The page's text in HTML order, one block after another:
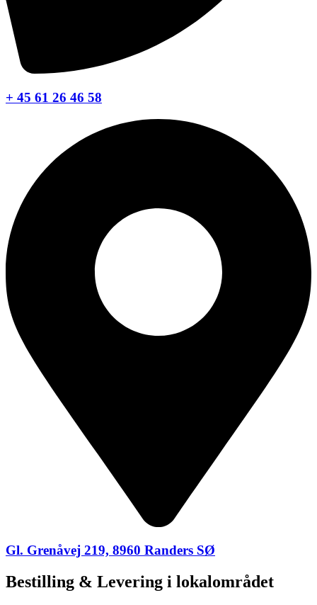
+ 45 61 26 46 58
Gl. Grenåvej 219, 8960 Randers SØ
Bestilling & Levering i lokalområdet